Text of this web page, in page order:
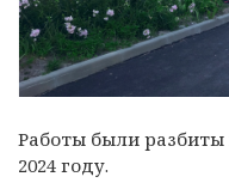
Работы были разбиты
2024 году.